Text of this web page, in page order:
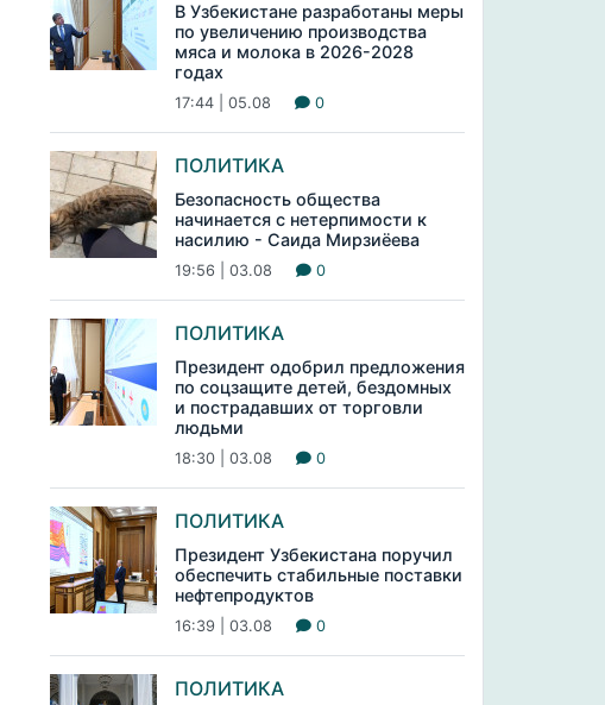
В Узбекистане разработаны меры
по увеличению производства
мяса и молока в 2026-2028
годах
17:44 | 05.08 0
ПОЛИТИКА
Безопасность общества
начинается с нетерпимости к
насилию - Саида Мирзиёева
19:56 | 03.08 0
ПОЛИТИКА
Президент одобрил предложения
по соцзащите детей, бездомных
и пострадавших от торговли
людьми
18:30 | 03.08 0
ПОЛИТИКА
Президент Узбекистана поручил
обеспечить стабильные поставки
нефтепродуктов
16:39 | 03.08 0
ПОЛИТИКА